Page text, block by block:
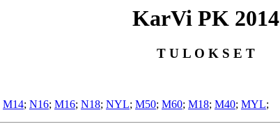
KarVi PK 2014
T U L O K S E T
M14; N16; M16; N18; NYL; M50; M60; M18; M40; MYL;